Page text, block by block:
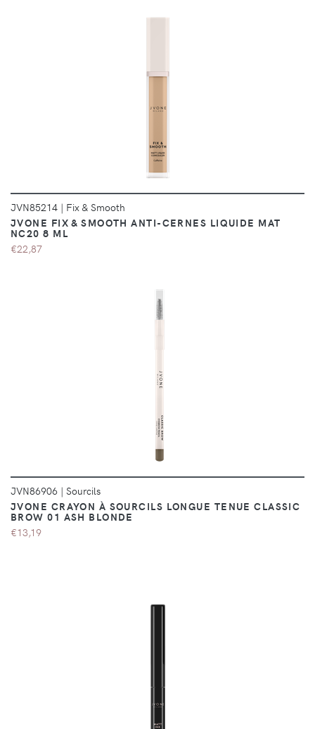
JVN85214 | Fix & Smooth
JVONE FIX & SMOOTH ANTI-CERNES LIQUIDE MAT
NC20 8 ML
€22,87
DÉTAILS
JVN86906 | Sourcils
JVONE CRAYON À SOURCILS LONGUE TENUE CLASSIC
BROW 01 ASH BLONDE
€13,19